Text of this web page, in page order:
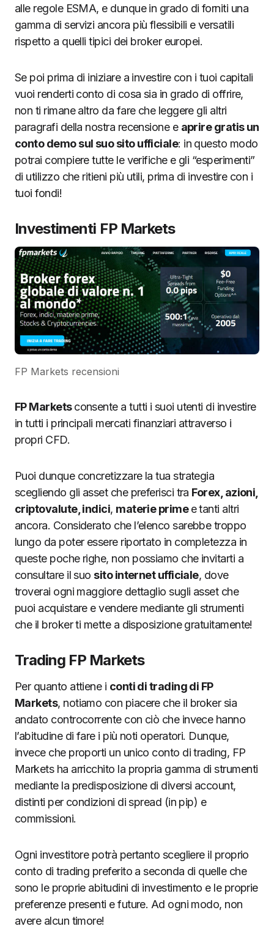
alle regole ESMA, e dunque in grado di forniti una
gamma di servizi ancora più flessibili e versatili
rispetto a quelli tipici dei broker europei.
Se poi prima di iniziare a investire con i tuoi capitali
vuoi renderti conto di cosa sia in grado di offrire,
non ti rimane altro da fare che leggere gli altri
paragrafi della nostra recensione e aprire gratis un
conto demo sul suo sito ufficiale: in questo modo
potrai compiere tutte le verifiche e gli “esperimenti”
di utilizzo che ritieni più utili, prima di investire con i
tuoi fondi!
Investimenti FP Markets
FP Markets recensioni
FP Marketsconsente a tutti i suoi utenti di investire
in tutti i principali mercati finanziari attraverso i
propri CFD.
Puoi dunque concretizzare la tua strategia
scegliendo gli asset che preferisci tra Forex, azioni,
criptovalute, indici, materie primee tanti altri
ancora. Considerato che l’elenco sarebbe troppo
lungo da poter essere riportato in completezza in
queste poche righe, non possiamo che invitarti a
consultare il suo sito internet ufficiale, dove
troverai ogni maggiore dettaglio sugli asset che
puoi acquistare e vendere mediante gli strumenti
che il broker ti mette a disposizione gratuitamente!
Trading FP Markets
Per quanto attiene i conti di trading di FP
Markets, notiamo con piacere che il broker sia
andato controcorrente con ciò che invece hanno
l’abitudine di fare i più noti operatori. Dunque,
invece che proporti un unico conto di trading, FP
Markets ha arricchito la propria gamma di strumenti
mediante la predisposizione di diversi account,
distinti per condizioni di spread (in pip) e
commissioni.
Ogni investitore potrà pertanto scegliere il proprio
conto di trading preferito a seconda di quelle che
sono le proprie abitudini di investimento e le proprie
preferenze presenti e future. Ad ogni modo, non
avere alcun timore!